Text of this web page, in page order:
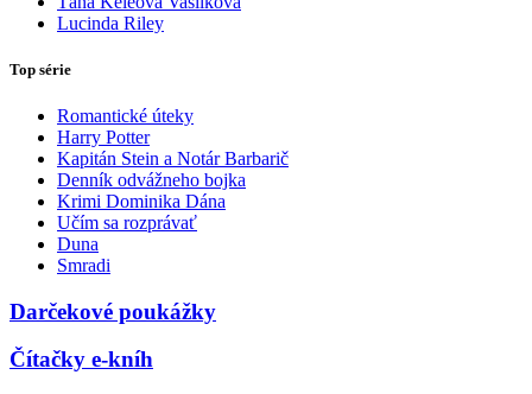
Lucinda Riley
Top série
Romantické úteky
Harry Potter
Kapitán Stein a Notár Barbarič
Denník odvážneho bojka
Krimi Dominika Dána
Učím sa rozprávať
Duna
Smradi
Darčekové poukážky
Čítačky e-kníh